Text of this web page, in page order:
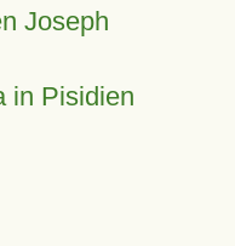
Joseph
in Pisidien